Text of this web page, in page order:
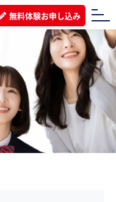
無料体験お申し込み